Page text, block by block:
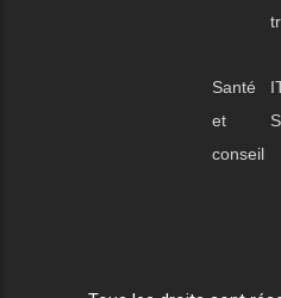
Santé
et
conseil